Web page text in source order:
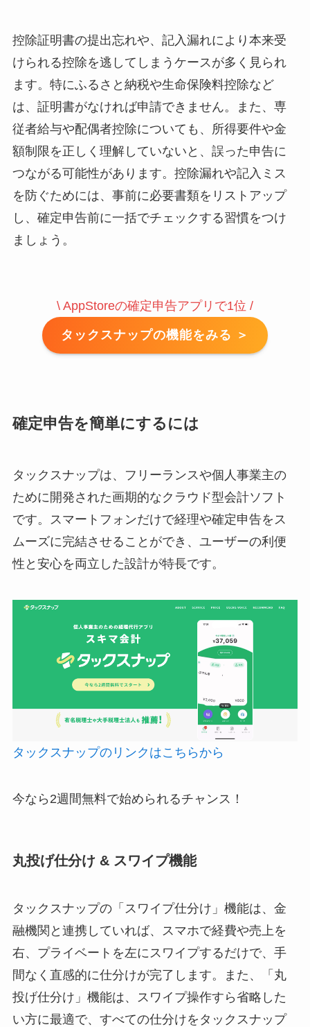
控除証明書の提出忘れや、記入漏れにより本来受
けられる控除を逃してしまうケースが多く見られ
ます。特にふるさと納税や生命保険料控除など
は、証明書がなければ申請できません。また、専
従者給与や配偶者控除についても、所得要件や金
額制限を正しく理解していないと、誤った申告に
つながる可能性があります。控除漏れや記入ミス
を防ぐためには、事前に必要書類をリストアップ
し、確定申告前に一括でチェックする習慣をつけ
ましょう。
\ AppStoreの確定申告アプリで1位 /
タックスナップの機能をみる ＞
確定申告を簡単にするには
タックスナップは、フリーランスや個人事業主の
ために開発された画期的なクラウド型会計ソフト
です。スマートフォンだけで経理や確定申告をス
ムーズに完結させることができ、ユーザーの利便
性と安心を両立した設計が特長です。
タックスナップのリンクはこちらから
今なら2週間無料で始められるチャンス！
丸投げ仕分け & スワイプ機能
タックスナップの「スワイプ仕分け」機能は、金
融機関と連携していれば、スマホで経費や売上を
右、プライベートを左にスワイプするだけで、手
間なく直感的に仕分けが完了します。また、「丸
投げ仕分け」機能は、スワイプ操作すら省略した
い方に最適で、すべての仕分けをタックスナップ